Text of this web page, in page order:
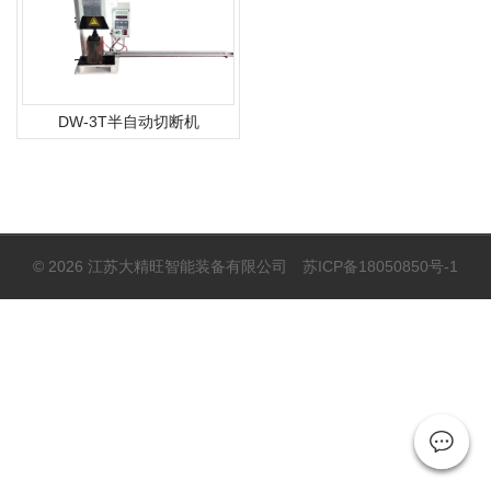
DW-3T半自动切断机
© 2026 江苏大精旺智能装备有限公司 苏ICP备18050850号-1